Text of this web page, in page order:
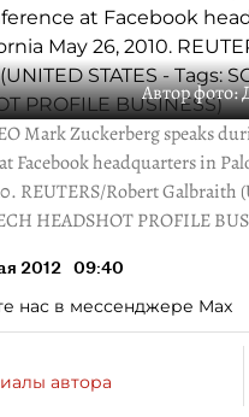
Автор фото:
Mark Zuckerberg speaks
Facebook headquarters in
REUTERS/Robert Galbraith
HEADSHOT PROFILE
2012 09:40
нас в мессенджере Max
автора